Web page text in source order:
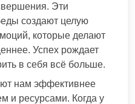
Эти
создают целую
которые делают
Успех рождает
в себя всё больше.
нам эффективнее
и ресурсами. Когда у